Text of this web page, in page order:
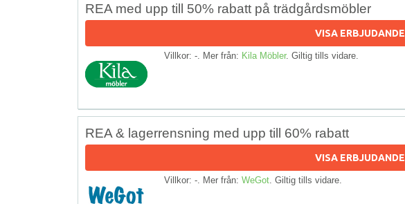
REA med upp till 50% rabatt på trädgårdsmöbler
VISA ERBJUDANDE
Villkor: -. Mer från: Kila Möbler. Giltig tills vidare.
REA & lagerrensning med upp till 60% rabatt
VISA ERBJUDANDE
Villkor: -. Mer från: WeGot . Giltig tills vidare.